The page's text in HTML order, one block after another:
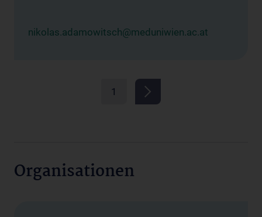
nikolas.adamowitsch@meduniwien.ac.at
1
Organisationen